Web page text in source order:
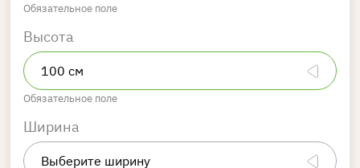
Обязательное поле
Высота
Обязательное поле
Ширина